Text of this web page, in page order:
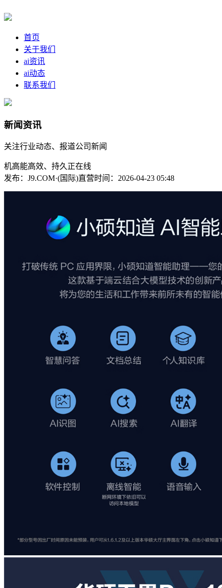
首页
关于我们
ai资讯
ai动态
联系我们
新闻资讯
关注行业动态、报道公司新闻
机高能高效、持久正在线
发布：J9.COM·(国际)直营时间：2026-04-23 05:48